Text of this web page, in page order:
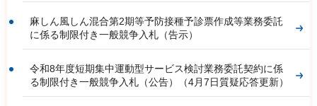
麻しん風しん混合第2期等予防接種予診票作成等業務委託
に係る制限付き一般競争入札（告示）
令和8年度短期集中運動型サービス検討業務委託契約に係
る制限付き一般競争入札（公告）（4月7日質疑応答更新）